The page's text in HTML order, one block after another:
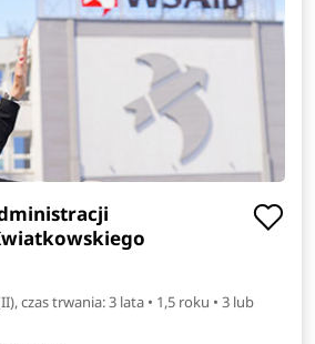
czas trwania: 3 lata • 1,5 roku • 3 lub